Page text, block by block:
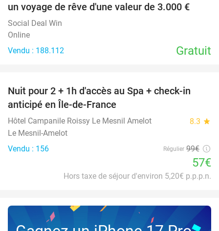
un voyage de rêve d'une valeur de 3.000 €
Social Deal Win
Online
Vendu : 188.112
Gratuit
42%
Nuit pour 2 + 1h d'accès au Spa + check-in
anticipé en Île-de-France
Hôtel Campanile Roissy Le Mesnil Amelot 8.3 star
Le Mesnil-Amelot
Vendu : 156
Régulier 99€
57€
Hors taxe de séjour d'environ 5,20€ p.p.p.n.